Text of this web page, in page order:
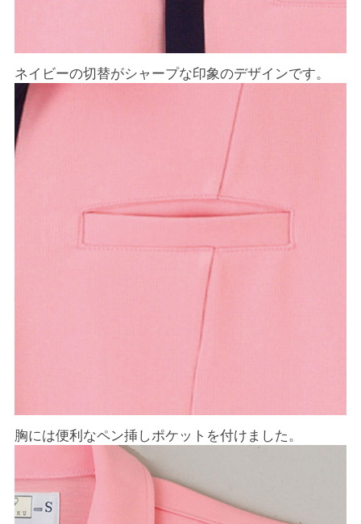
ネイビーの切替がシャープな印象のデザインです。
胸には便利なペン挿しポケットを付けました。